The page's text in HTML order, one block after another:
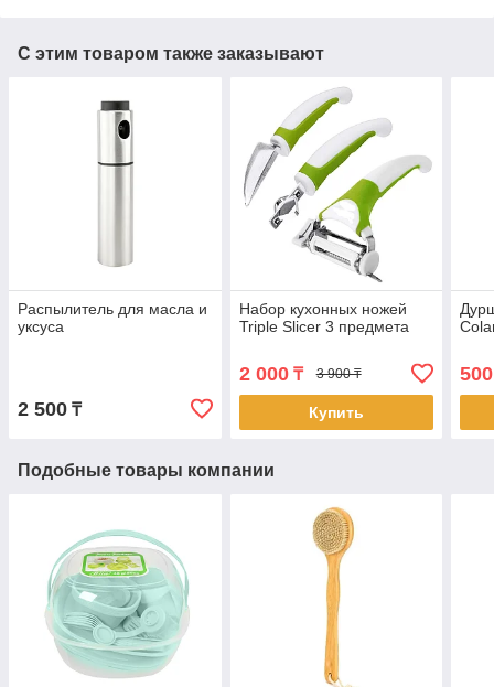
С этим товаром также заказывают
Распылитель для масла и
уксуса
2 500 ₸
Набор кухонных ножей
Triple Slicer 3 предмета
2 000₸ 3 900 ₸
Купить
500
Подобные товары компании